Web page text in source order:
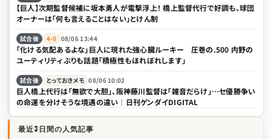
【巨人】次期監督候補に坂本勇人が電撃浮上！ 橋上監督代行で好調も、球団
オーナーは「何も言えることはない」とけん制
試合後 4-0 08/06 13:44
「化ける気配あるよな」巨人に現れた強心臓ルーキー 圧巻の.500 内野の
ユーティリティぶりも話題「積極性もほれぼれします」
試合後 とっておきメモ 08/06 10:02
巨人橋上代行は「無欲で大胆」、阪神藤川監督は「雑音だらけ」…セ優勝争い
の命運を分けそうな境遇の違い｜日刊ゲンダイDIGITAL
最近3日間の人気記事